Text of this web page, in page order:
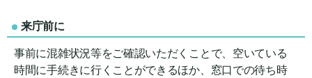
来庁前に
事前に混雑状況等をご確認いただくことで、空いている
時間に手続きに行くことができるほか、窓口での待ち時